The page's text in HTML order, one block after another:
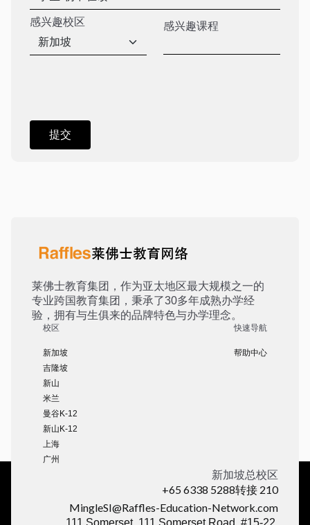
感兴趣校区 感兴趣课程
莱佛士教育集团，作为亚太地区最大规模之一的
专业跨国教育集团，秉承了30多年成熟办学经
验，拥有与生俱来的品牌特色与办学理念。
校区
新加坡
吉隆坡
新山
米兰
曼谷K-12
新山K-12
上海
广州
快速导航
帮助中心
新加坡总校区
+65 6338 5288转接 210
MingleSI@Raffles-Education-Network.com